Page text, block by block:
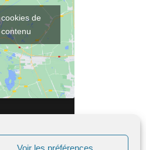
Voir les préférences
de